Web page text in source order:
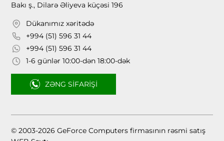
Bakı ş., Dilarə Əliyeva küçəsi 196
Dükanımız xəritədə
+994 (51) 596 31 44
+994 (51) 596 31 44
1-6 günlər 10:00-dən 18:00-dək
ZƏNG SIFARIŞI
© 2003-2026 GeForce Computers firmasının rəsmi satış